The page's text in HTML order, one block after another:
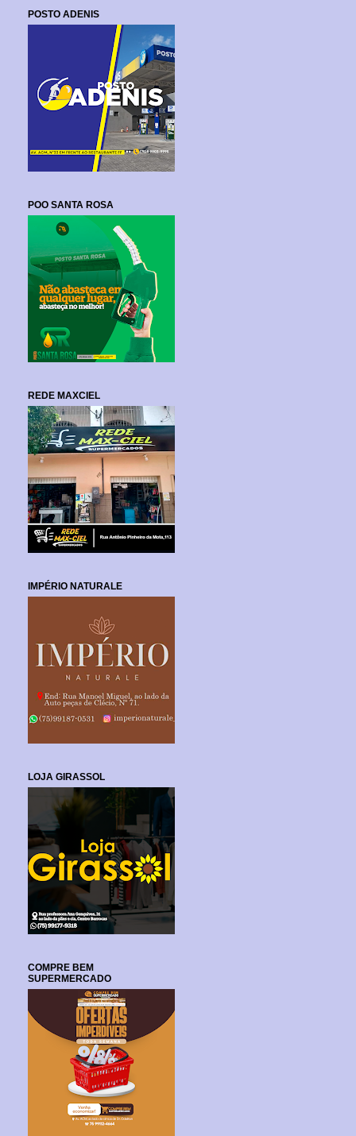
POSTO ADENIS
POO SANTA ROSA
REDE MAXCIEL
IMPÉRIO NATURALE
LOJA GIRASSOL
COMPRE BEM
SUPERMERCADO